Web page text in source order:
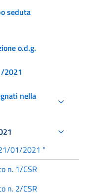
seduta
o.d.g.
2021
nella
01/2021 "
n. 1/CSR
n. 2/CSR